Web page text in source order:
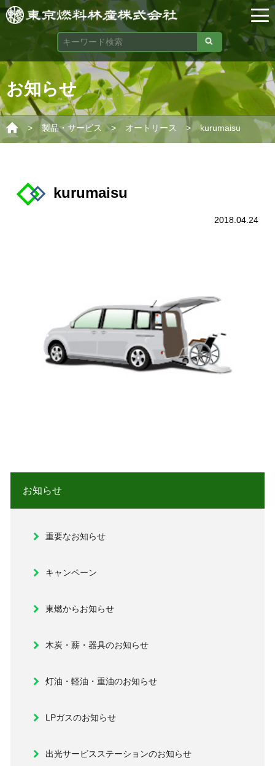
お知らせ
> 製品・サービス > オートリース > kurumaisu
kurumaisu
2018.04.24
お知らせ
重要なお知らせ
キャンペーン
東燃からお知らせ
木炭・薪・器具のお知らせ
灯油・軽油・重油のお知らせ
LPガスのお知らせ
出光サービスステーションのお知らせ